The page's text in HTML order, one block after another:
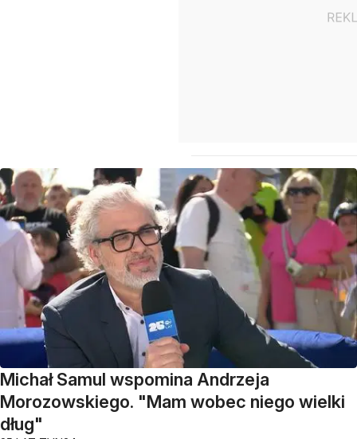
Michał Samul wspomina Andrzeja
Morozowskiego. "Mam wobec niego wielki
dług"